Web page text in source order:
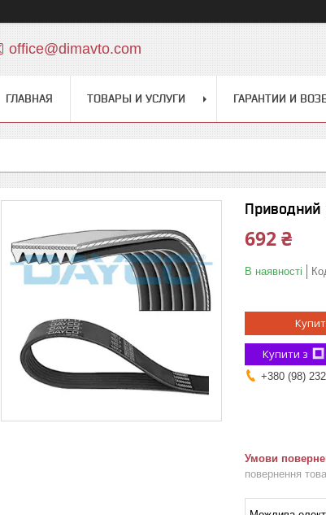
office@dimavto.com
ГЛАВНАЯ ТОВАРЫ И УСЛУГИ ГАРАНТИИ И
Приводний
692 ₴
В наявності
Купити з
+380 (98)
повернення